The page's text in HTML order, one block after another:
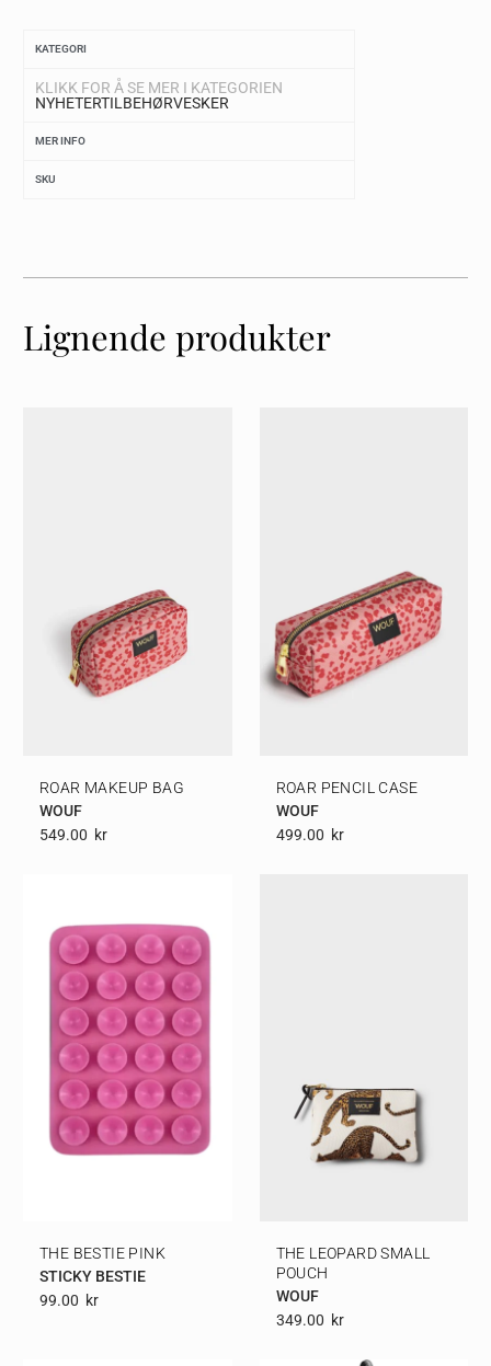
KATEGORI
KLIKK FOR Å SE MER I KATEGORIEN
NYHETERTILBEHØRVESKER
MER INFO
SKU
Lignende produkter
ROAR MAKEUP BAG
WOUF
549.00 Kr
ROAR PENCIL CASE
WOUF
499.00 Kr
THE BESTIE PINK
STICKY BESTIE
99.00 Kr
THE LEOPARD SMALL
POUCH
WOUF
349.00 Kr